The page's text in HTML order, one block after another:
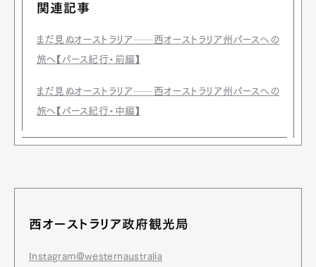
関連記事
まだ見ぬオーストラリア──西オーストラリア州パースへの
旅へ【パース紀行・前編】
まだ見ぬオーストラリア──西オーストラリア州パースへの
旅へ【パース紀行・中編】
西オーストラリア政府観光局
Instagram@westernaustralia